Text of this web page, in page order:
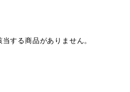
当する商品がありません。